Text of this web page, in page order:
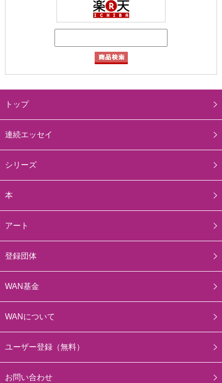
トップ
連続エッセイ
シリーズ
本
アート
登録団体
WAN基金
WANについて
ユーザー登録（無料）
お問い合わせ